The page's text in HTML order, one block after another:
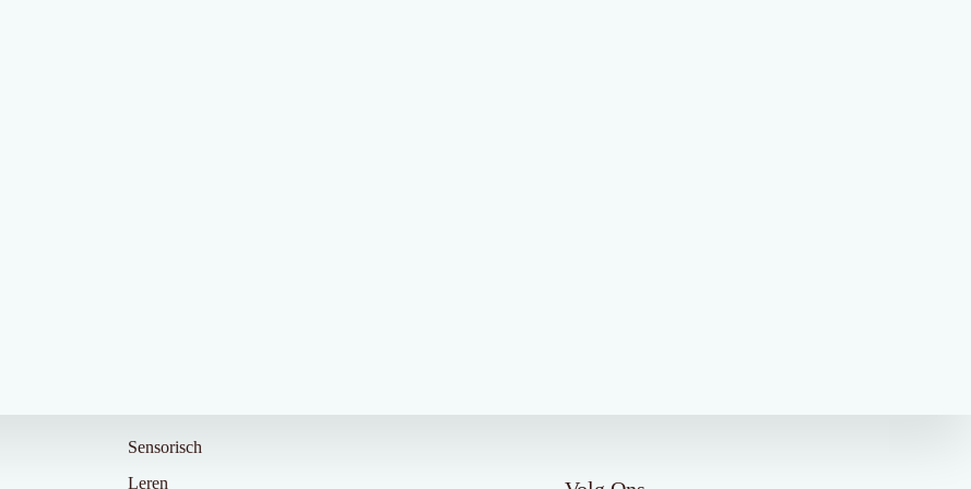
Sensorisch
Leren